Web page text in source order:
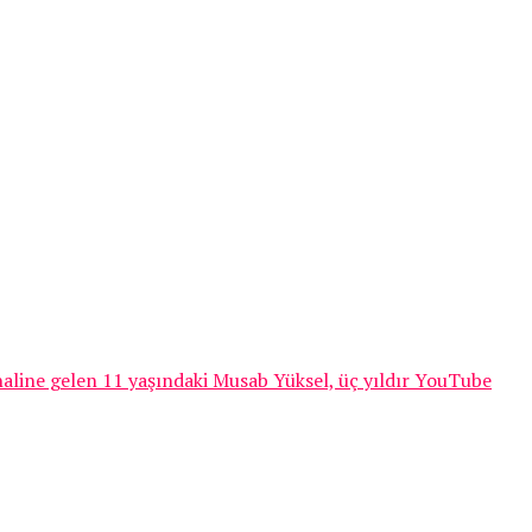
gelen 11 yaşındaki Musab Yüksel, üç yıldır YouTube